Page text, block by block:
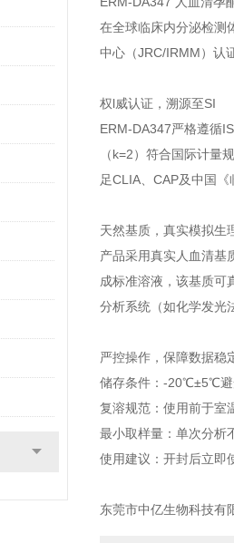
在全球临床内分泌检测
中心（JRC/IRMM）认
权l威认证，溯源至SI
ERM-DA347严格遵循
（k=2）符合国际计量
足CLIA、CAP及中国
天然基质，真实模拟生
产品采用真实人血清基
成标准溶液，该基质可
分析系统（如化学发光
严控操作，保障数据稳
储存条件‌：‌-20℃±5℃避
复溶规范‌：使用前于室
最小取样量‌：单次分析
使用建议‌：开封后立即
东莞市中亿生物科技有